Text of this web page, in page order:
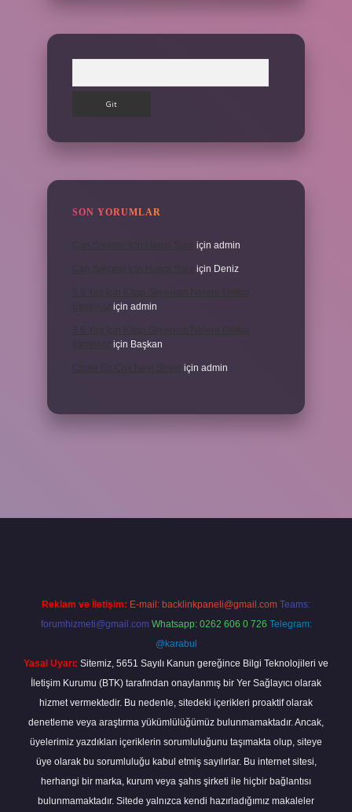
SON YORUMLAR
için admin
için Deniz
için admin
için Başkan
için admin
Reklam ve İletişim: E-mail: backlinkpaneli@gmail.com Teams:
forumhizmeti@gmail.com Whatsapp: 0262 606 0 726 Telegram:
@karabul
Yasal Uyarı: Sitemiz, 5651 Sayılı Kanun gereğince Bilgi Teknolojileri ve
İletişim Kurumu (BTK) tarafından onaylanmış bir Yer Sağlayıcı olarak
hizmet vermektedir. Bu nedenle, sitedeki içerikleri proaktif olarak
denetleme veya araştırma yükümlülüğümüz bulunmamaktadır. Ancak,
üyelerimiz yazdıkları içeriklerin sorumluluğunu taşımakta olup, siteye
üye olarak bu sorumluluğu kabul etmiş sayılırlar. Bu internet sitesi,
herhangi bir marka, kurum veya şahıs şirketi ile hiçbir bağlantısı
bulunmamaktadır. Sitede yalnızca kendi hazırladığımız makaleler